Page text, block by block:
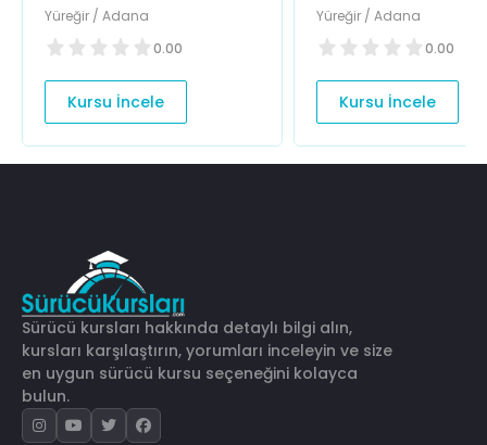
Yüreğir / Adana
0.00
Kursu İncele
Yüreğir / Adana
0.00
Kursu İncele
Sürücü kursları hakkında detaylı bilgi alın,
kursları karşılaştırın, yorumları inceleyin ve size
en uygun sürücü kursu seçeneğini kolayca
bulun.